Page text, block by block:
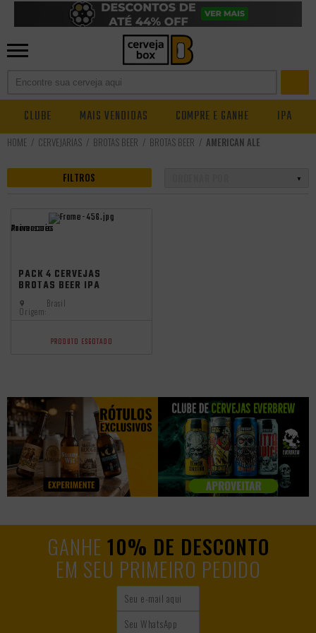
CLUBE MAIS VENDIDAS COMPRE E GANHE IPA
CERVEJARIAS BROTAS BEER BROTAS BEER AMERICAN ALE
FILTROS
Promocoes
Aniversario
PACK 4 CERVEJAS
BROTAS BEER IPA
500ML
Origem:
Brasil
PRODUTO ESGOTADO
GANHE 10% DE DESCONTO
EM SEU PRIMEIRO PEDIDO